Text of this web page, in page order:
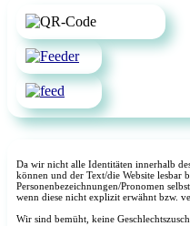
Da wir nicht alle Identitäten innerhalb
können und der Text/die Website lesbar
Personenbezeichnungen/Pronomen
wenn diese nicht explizit erwähnt bzw.
Wir sind bemüht, keine